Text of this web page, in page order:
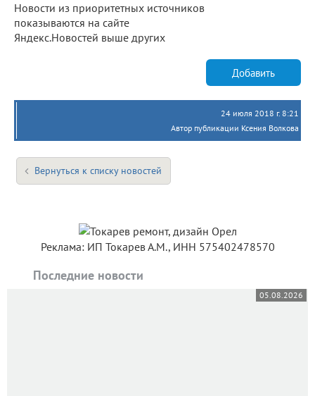
Новости из приоритетных источников
показываются на сайте
Яндекс.Новостей выше других
Добавить
24 июля 2018 г. 8:21
Автор публикации Ксения Волкова
Вернуться к списку новостей
Реклама: ИП Токарев А.М., ИНН 575402478570
Последние новости
05.08.2026